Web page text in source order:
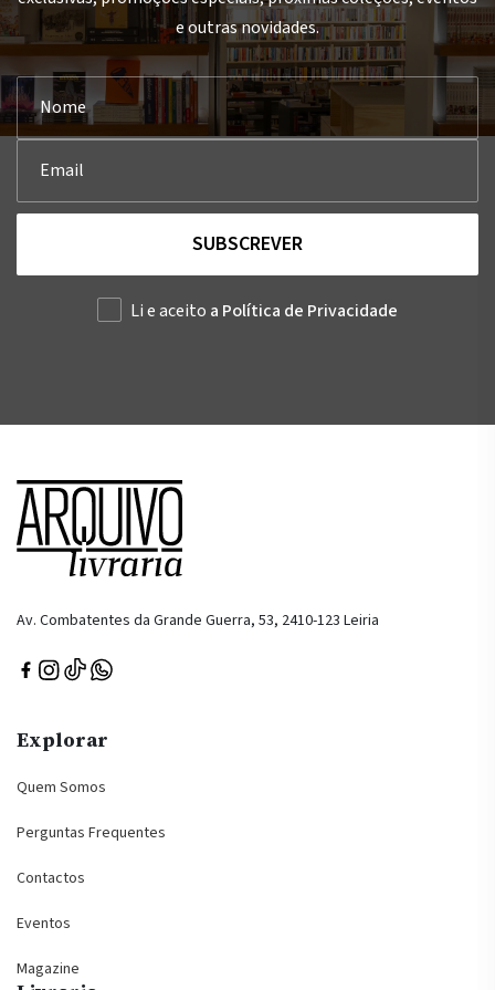
e outras novidades.
SUBSCREVER
Li e aceito a Política de Privacidade
Av. Combatentes da Grande Guerra, 53, 2410-123 Leiria
Explorar
Quem Somos
Perguntas Frequentes
Contactos
Eventos
Magazine